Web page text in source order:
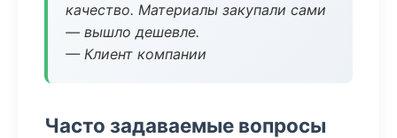
качество. Материалы закупали сами
— вышло дешевле.
— Клиент компании
Часто задаваемые вопросы